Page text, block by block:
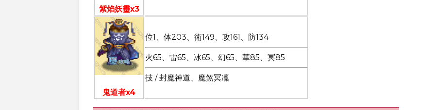
紫焰妖靈x3
鬼道者x4
位1、体203、術149、攻161、防134
火65、雷65、冰65、幻65、華85、冥85
技 / 封魔神道、魔煞冥凜